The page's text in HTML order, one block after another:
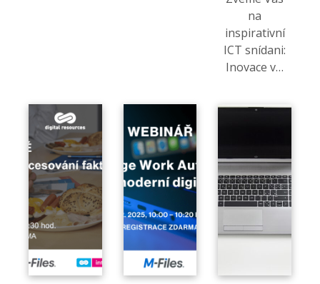
na
inspirativní
ICT snídani:
Inovace v…